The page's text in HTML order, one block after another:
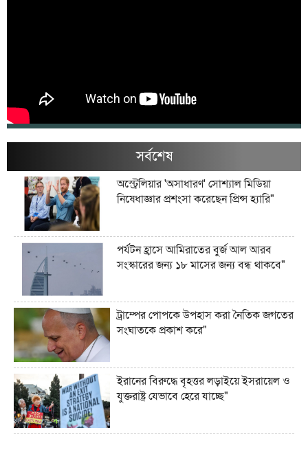
সর্বশেষ
অস্ট্রেলিয়ার 'অসাধারণ' সোশ্যাল মিডিয়া
নিষেধাজ্ঞার প্রশংসা করেছেন প্রিন্স হ্যারি"
পর্যটন হ্রাসে আমিরাতের বুর্জ আল আরব
সংস্কারের জন্য ১৮ মাসের জন্য বন্ধ থাকবে"
ট্রাম্পের পোপকে উপহাস করা নৈতিক জগতের
সংঘাতকে প্রকাশ করে"
ইরানের বিরুদ্ধে বৃহত্তর লড়াইয়ে ইসরায়েল ও
যুক্তরাষ্ট্র যেভাবে হেরে যাচ্ছে"